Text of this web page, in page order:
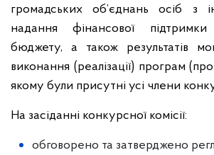
громадських об’єднань осіб з
надання фінансової
бюджету, а також результатів
виконання (реалізації) програм
якому були присутні усі члени
На засіданні конкурсної комісії:
обговорено та затверджено